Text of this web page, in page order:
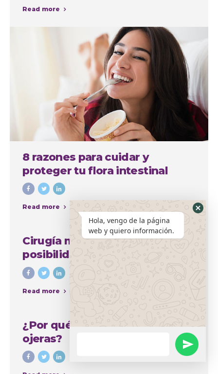
Read more
8 razones para cuidar y
proteger tu flora intestinal
Read more
Cirugía mamaria y sus amplias
posibilidades para mejorar el
aspecto del busto
Read more
¿Por qué se producen las
ojeras?
Hola, vengo de la página
web y quiero información.